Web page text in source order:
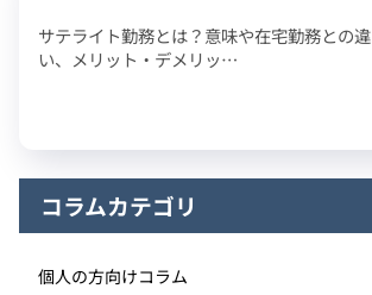
サテライト勤務とは？意味や在宅勤務との違
い、メリット・デメリッ…
コラムカテゴリ
個人の方向けコラム